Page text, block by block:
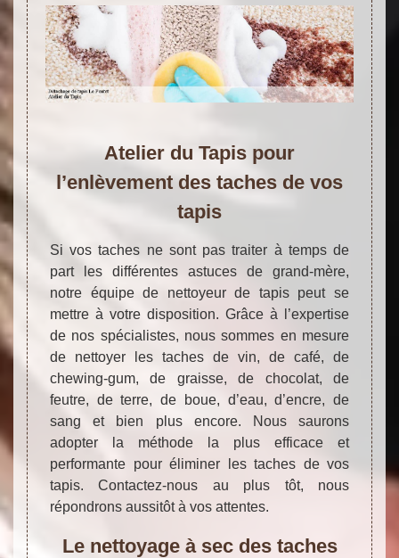
Atelier du Tapis pour
l’enlèvement des taches de vos
tapis
Si vos taches ne sont pas traiter à temps de
part les différentes astuces de grand-mère,
notre équipe de nettoyeur de tapis peut se
mettre à votre disposition. Grâce à l’expertise
de nos spécialistes, nous sommes en mesure
de nettoyer les taches de vin, de café, de
chewing-gum, de graisse, de chocolat, de
feutre, de terre, de boue, d’eau, d’encre, de
sang et bien plus encore. Nous saurons
adopter la méthode la plus efficace et
performante pour éliminer les taches de vos
tapis. Contactez-nous au plus tôt, nous
répondrons aussitôt à vos attentes.
Le nettoyage à sec des taches